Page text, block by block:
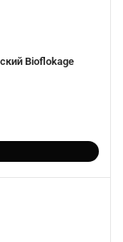
Bioflokage